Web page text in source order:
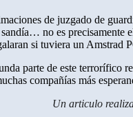
de juzgado de
no es precisamente
si tuviera un Amstrad
parte de este terrorífico
compañías más
Un articulo